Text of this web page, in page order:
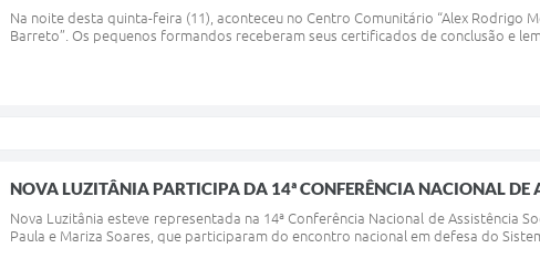
Na noite desta quinta-feira (11), aconteceu no Centro Comunitário “Alex Rodrigo
Barreto”. Os pequenos formandos receberam seus certificados de conclusão e
NOVA LUZITÂNIA PARTICIPA DA 14ª CONFERÊNCIA NACIONAL DE
Nova Luzitânia esteve representada na 14ª Conferência Nacional de Assistência
Paula e Mariza Soares, que participaram do encontro nacional em defesa do